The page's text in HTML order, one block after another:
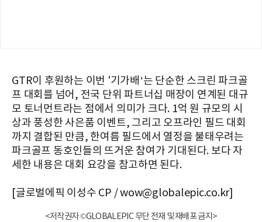
GTR이 후원하는 이번 '기가배’는 단순한 스크린 파크골
프 대회를 넘어, 전국 단위 파트너십 매장이 연계된 대규
모 토너먼트라는 점에서 의미가 크다. 1억 원 규모의 시
상과 풍성한 사은품 이벤트, 그리고 오프라인 필드 대회
까지 결합된 만큼, 한여름 필드에서 열정을 불태우려는
파크골프 동호인들의 뜨거운 참여가 기대된다. 보다 자
세한 내용은 대회 요강을 참고하면 된다.
[글로벌에픽 이성수 CP / wow@globalepic.co.kr]
<저작권자 ©GLOBALEPIC 무단 전재 및 재배포 금지>